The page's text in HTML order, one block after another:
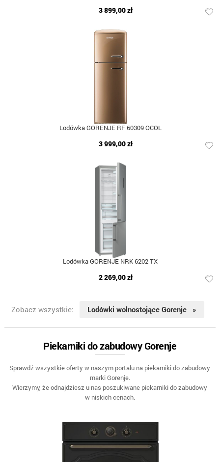
3 899,00 zł
Lodówka GORENJE RF 60309 OCOL
3 999,00 zł
Lodówka GORENJE NRK 6202 TX
2 269,00 zł
Zobacz wszystkie: Lodówki wolnostojące Gorenje »
Piekarniki do zabudowy Gorenje
Sprawdź wszystkie oferty w naszym portalu na piekarniki do zabudowy
marki Gorenje.
Wierzymy, że odnajdziesz u nas poszukiwane piekarniki do zabudowy
w niskich cenach.